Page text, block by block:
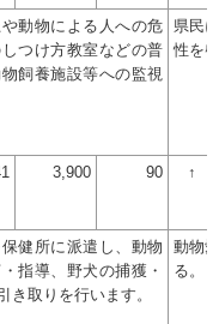
動物による人への危
つけ方教室などの普
飼養施設等への監視
県民
性を
3,900 90 ↑
健所に派遣し、動物
指導、野犬の捕獲・
き取りを行います。
動物
る。